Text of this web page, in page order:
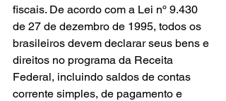
fiscais. De acordo com a Lei nº 9.430
de 27 de dezembro de 1995, todos os
brasileiros devem declarar seus bens e
direitos no programa da Receita
Federal, incluindo saldos de contas
corrente simples, de pagamento e